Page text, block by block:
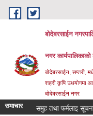
Skip to main content
बोदेबरसाईन
नगर कार्यपालिकाको
बोदेबरसाईन, सप्तरी,
शहरी कृषि उधयोगमा
बोदेबरसाईन नगर
समाचारकूषक समुह तथा फर्मलाइ